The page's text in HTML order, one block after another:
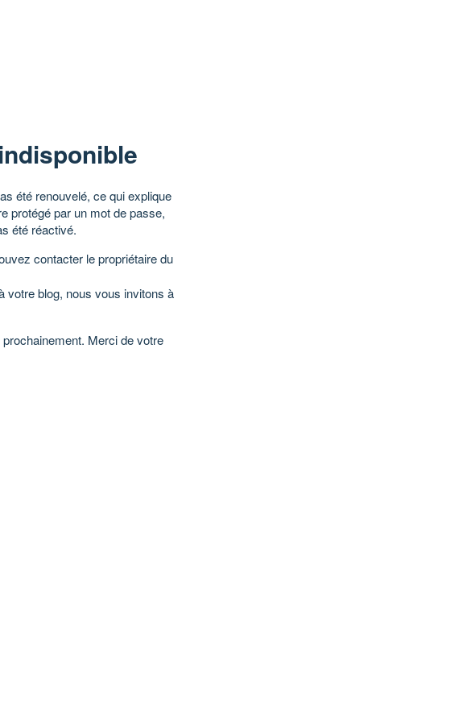
été renouvelé, ce qui explique
protégé par un mot de passe,
été réactivé.
contacter le propriétaire du
votre blog, nous vous invitons à
Merci de votre